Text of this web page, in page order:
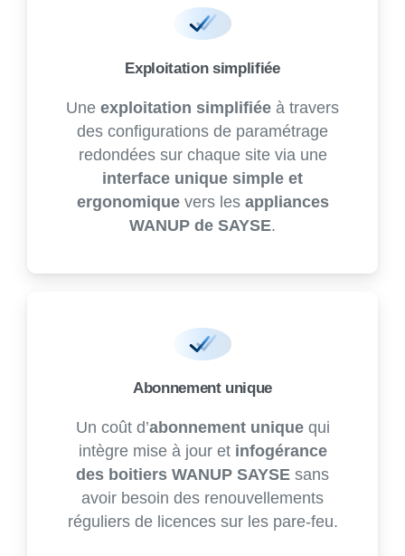
Exploitation simplifiée
Une exploitation simplifiée à travers
des configurations de paramétrage
redondées sur chaque site via une
interface unique simple et
ergonomiquevers les appliances
WANUP de SAYSE.
Abonnement unique
Un coût d’abonnement uniquequi
intègre mise à jour et infogérance
des boitiers WANUP SAYSE sans
avoir besoin des renouvellements
réguliers de licences sur les pare-feu.